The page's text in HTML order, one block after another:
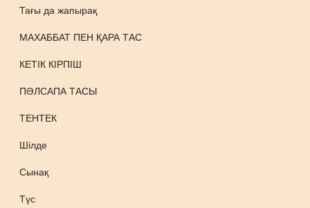
Тағы да жапырақ
МАХАББАТ ПЕН ҚАРА ТАС
КЕТІК КІРПІШ
ПӘЛСАПА ТАСЫ
ТЕНТЕК
Шілде
Сынақ
Түс